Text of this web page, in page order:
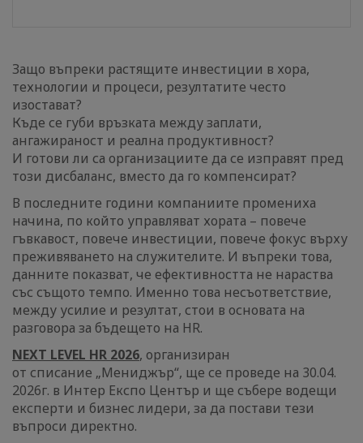
Защо въпреки растящите инвестиции в хора,
технологии и процеси, резултатите често
изостават?
Къде се губи връзката между заплати,
ангажираност и реална продуктивност?
И готови ли са организациите да се изправят пред
този дисбаланс, вместо да го компенсират?
В последните години компаниите промениха
начина, по който управляват хората – повече
гъвкавост, повече инвестиции, повече фокус върху
преживяването на служителите. И въпреки това,
данните показват, че ефективността не нараства
със същото темпо. Именно това несъответствие,
между усилие и резултат, стои в основата на
разговора за бъдещето на HR.
NEXT LEVEL HR 2026, организиран
от списание „Мениджър“, ще се проведе на 30.04.
2026г. в Интер Експо Център и ще събере водещи
експерти и бизнес лидери, за да постави тези
въпроси директно.